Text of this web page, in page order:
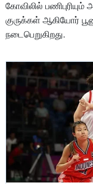
கோவிலில்
குருக்கள் ஆகியோர்
நடைபெறுகிறது.